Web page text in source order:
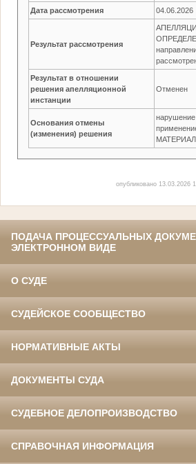
Дата рассмотрения 04.06.2026
Результат рассмотрения
Результат в отношении
решения апелляционной
инстанции
Отменен
Основания отмены
(изменения) решения
нарушение
опубликовано 13.03.2026
ПОДАЧА ПРОЦЕССУАЛЬНЫХ
ЭЛЕКТРОННОМ ВИДЕ
О СУДЕ
СУДЕЙСКОЕ СООБЩЕСТВО
НОРМАТИВНЫЕ АКТЫ
ДОКУМЕНТЫ СУДА
СУДЕБНОЕ ДЕЛОПРОИЗВОДСТВО
СПРАВОЧНАЯ ИНФОРМАЦИЯ